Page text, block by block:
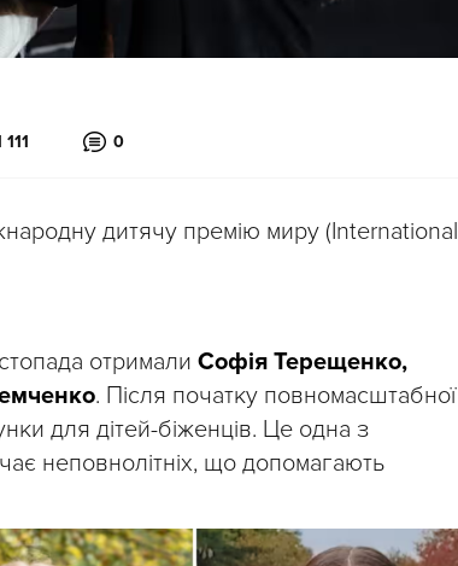
111 0
дитячу премію миру (International
отримали Софія Терещенко,
. Після початку повномасштабної
для дітей-біженців. Це одна з
неповнолітніх, що допомагають